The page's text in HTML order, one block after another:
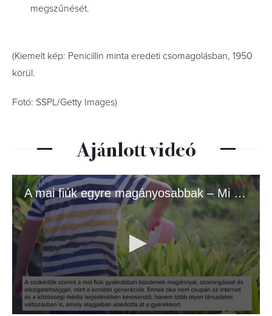
megszűnését.
(Kiemelt kép: Penicillin minta eredeti csomagolásban, 1950
körül.
Fotó: SSPL/Getty Images)
Ajánlott videó
A mai fiúk egyre magányosabbak – Mi ennek az oka?